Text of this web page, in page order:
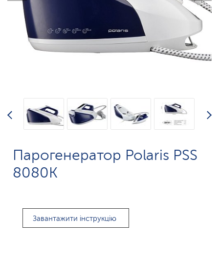
Парогенератор Polaris PSS
8080K
Завантажити інструкцію